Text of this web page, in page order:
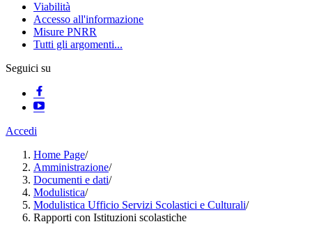
Viabilità
Accesso all'informazione
Misure PNRR
Tutti gli argomenti...
Seguici su
Accedi
Home Page/
Amministrazione/
Documenti e dati/
Modulistica/
Modulistica Ufficio Servizi Scolastici e Culturali/
Rapporti con Istituzioni scolastiche